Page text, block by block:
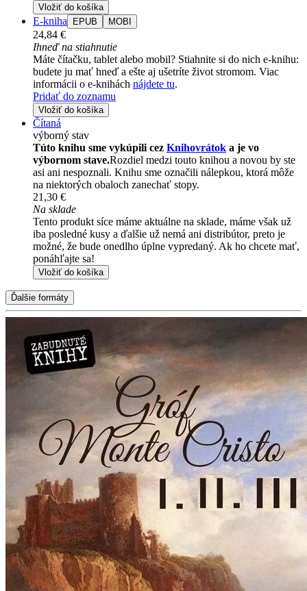
Vložiť do košíka
E-kniha EPUB MOBI
24,84 €
Ihneď na stiahnutie
Máte čítačku, tablet alebo mobil? Stiahnite si do nich e-knihu:
budete ju mať hneď a ešte aj ušetríte život stromom. Viac
informácii o e-knihách nájdete tu.
Pridať do zoznamu
Vložiť do košíka
Čítaná
výborný stav
Túto knihu sme vykúpili cez Knihovrátok a je vo
výbornom stave.Rozdiel medzi touto knihou a novou by ste
asi ani nespoznali. Knihu sme označili nálepkou, ktorá môže
na niektorých obaloch zanechať stopy.
21,30 €
Na sklade
Tento produkt síce máme aktuálne na sklade, máme však už
iba posledné kusy a ďalšie už nemá ani distribútor, preto je
možné, že bude onedlho úplne vypredaný. Ak ho chcete mať,
ponáhľajte sa!
Vložiť do košíka
Ďalšie formáty